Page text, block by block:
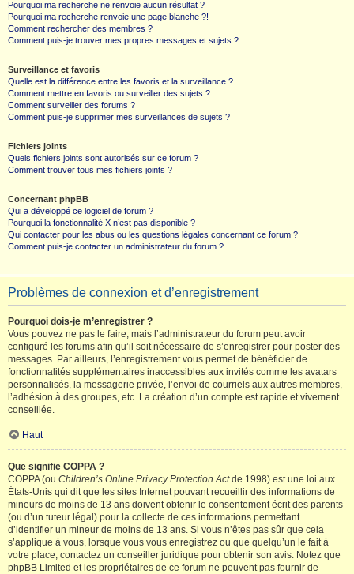
Pourquoi ma recherche ne renvoie aucun résultat ?
Pourquoi ma recherche renvoie une page blanche ?!
Comment rechercher des membres ?
Comment puis-je trouver mes propres messages et sujets ?
Surveillance et favoris
Quelle est la différence entre les favoris et la surveillance ?
Comment mettre en favoris ou surveiller des sujets ?
Comment surveiller des forums ?
Comment puis-je supprimer mes surveillances de sujets ?
Fichiers joints
Quels fichiers joints sont autorisés sur ce forum ?
Comment trouver tous mes fichiers joints ?
Concernant phpBB
Qui a développé ce logiciel de forum ?
Pourquoi la fonctionnalité X n’est pas disponible ?
Qui contacter pour les abus ou les questions légales concernant ce forum ?
Comment puis-je contacter un administrateur du forum ?
Problèmes de connexion et d’enregistrement
Pourquoi dois-je m’enregistrer ?
Vous pouvez ne pas le faire, mais l’administrateur du forum peut avoir
configuré les forums afin qu’il soit nécessaire de s’enregistrer pour poster des
messages. Par ailleurs, l’enregistrement vous permet de bénéficier de
fonctionnalités supplémentaires inaccessibles aux invités comme les avatars
personnalisés, la messagerie privée, l’envoi de courriels aux autres membres,
l’adhésion à des groupes, etc. La création d’un compte est rapide et vivement
conseillée.
Haut
Que signifie COPPA ?
COPPA (ou Children’s Online Privacy Protection Actde 1998) est une loi aux
États-Unis qui dit que les sites Internet pouvant recueillir des informations de
mineurs de moins de 13 ans doivent obtenir le consentement écrit des parents
(ou d’un tuteur légal) pour la collecte de ces informations permettant
d’identifier un mineur de moins de 13 ans. Si vous n’êtes pas sûr que cela
s’applique à vous, lorsque vous vous enregistrez ou que quelqu’un le fait à
votre place, contactez un conseiller juridique pour obtenir son avis. Notez que
phpBB Limited et les propriétaires de ce forum ne peuvent pas fournir de